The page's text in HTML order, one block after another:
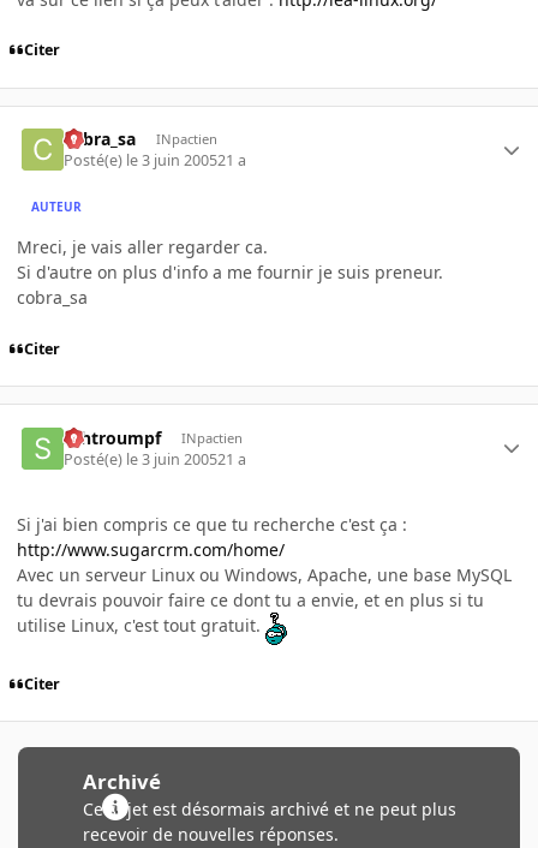
Citer
cobra_sa INpactien
Posté(e) le 3 juin 200521 a
AUTEUR
Mreci, je vais aller regarder ca.
Si d'autre on plus d'info a me fournir je suis preneur.
cobra_sa
Citer
schtroumpf INpactien
Posté(e) le 3 juin 200521 a
Si j'ai bien compris ce que tu recherche c'est ça :
http://www.sugarcrm.com/home/
Avec un serveur Linux ou Windows, Apache, une base MySQL
tu devrais pouvoir faire ce dont tu a envie, et en plus si tu
utilise Linux, c'est tout gratuit.
Citer
Archivé
Ce sujet est désormais archivé et ne peut plus
recevoir de nouvelles réponses.